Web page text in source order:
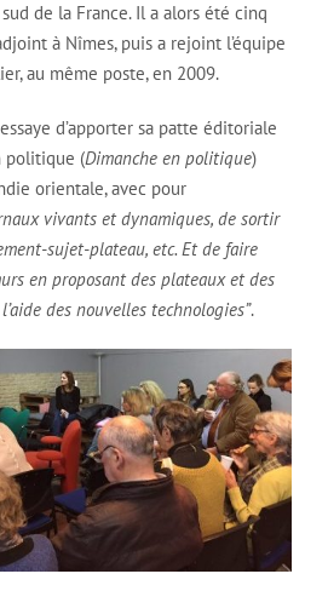
de la France. Il a alors été cinq
à Nîmes, puis a rejoint l’équipe
au même poste, en 2009.
d’apporter sa patte éditoriale
politique (Dimanche en politique)
orientale, avec pour
vivants et dynamiques, de sortir
sujet-plateau, etc. Et de faire
en proposant des plateaux et des
des nouvelles technologies”.